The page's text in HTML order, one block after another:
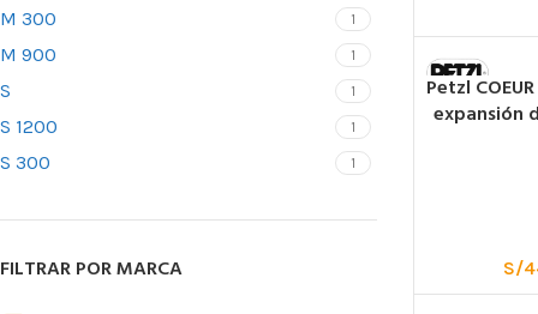
M 300 1
M 900 1
S 1
S 1200 1
S 300 1
FILTRAR POR MARCA
Petzl
expansión
S/